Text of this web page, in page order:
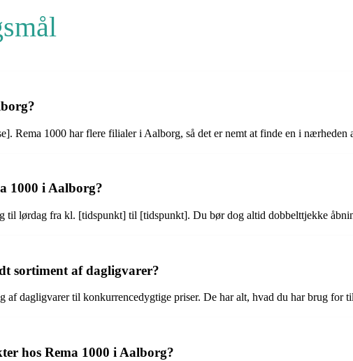
Rema 1000 har flere filialer i Aalborg, så det er nemt at finde en i nærheden
1000 i Aalborg?
til lørdag fra kl. [tidspunkt] til [tidspunkt]. Du bør dog altid dobbelttjekke
sortiment af dagligvarer?
af dagligvarer til konkurrencedygtige priser. De har alt, hvad du har brug for
hos Rema 1000 i Aalborg?